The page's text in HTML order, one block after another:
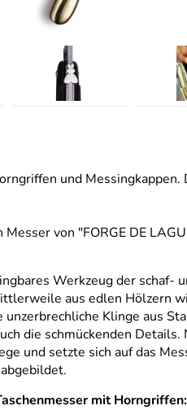
und Messingkappen.
von "FORGE DE
Werkzeug der
aus edlen Hölzern
Klinge aus
die schmückenden
und setzte sich auf das
mit Horngriffen: